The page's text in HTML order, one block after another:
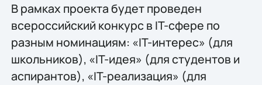
В рамках проекта будет проведен
всероссийский конкурс в IT-сфере по
разным номинациям: «IT-интерес» (для
школьников), «IT-идея» (для студентов и
аспирантов), «IT-реализация» (для